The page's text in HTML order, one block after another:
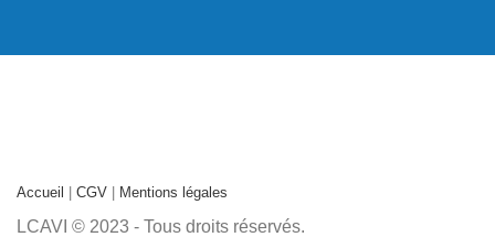
Accueil | CGV | Mentions légales
LCAVI © 2023 - Tous droits réservés.